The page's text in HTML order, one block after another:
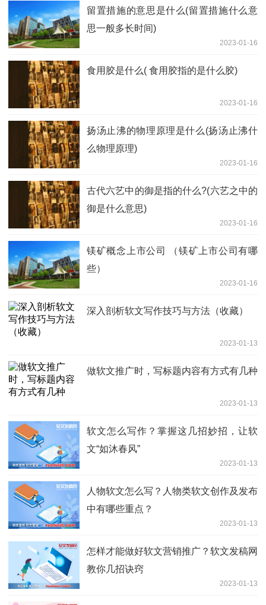
留置措施的意思是什么(留置措施什么意
思一般多长时间)
2023-01-16
食用胶是什么( 食用胶指的是什么胶)
2023-01-16
扬汤止沸的物理原理是什么(扬汤止沸什
么物理原理)
2023-01-16
古代六艺中的御是指的什么?(六艺之中的
御是什么意思)
2023-01-16
镁矿概念上市公司 （镁矿上市公司有哪
些）
2023-01-16
深入剖析软文写作技巧与方法（收藏）
2023-01-13
做软文推广时，写标题内容有方式有几种
2023-01-13
软文怎么写作？掌握这几招妙招，让软
文“如沐春风”
2023-01-13
人物软文怎么写？人物类软文创作及发布
中有哪些重点？
2023-01-13
怎样才能做好软文营销推广？软文发稿网
教你几招诀窍
2023-01-13